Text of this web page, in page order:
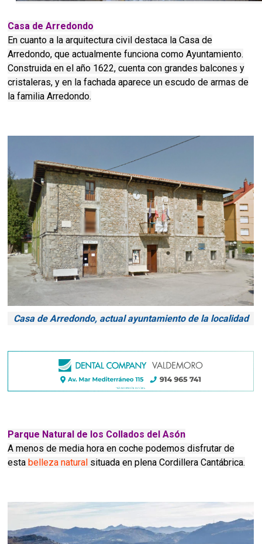
Casa de Arredondo
En cuanto a la arquitectura civil destaca la Casa de
Arredondo, que actualmente funciona como Ayuntamiento.
Construida en el año 1622, cuenta con grandes balcones y
cristaleras, y en la fachada aparece un escudo de armas de
la familia Arredondo.
Casa de Arredondo, actual ayuntamiento de la localidad
Parque Natural de los Collados del Asón
A menos de media hora en coche podemos disfrutar de
esta belleza natural situada en plena Cordillera Cantábrica.